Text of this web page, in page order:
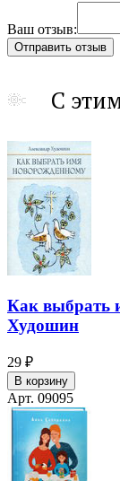
Ваш отзыв:
С
Как выбрать
Худошин
29 ₽
В корзину
Арт. 09095